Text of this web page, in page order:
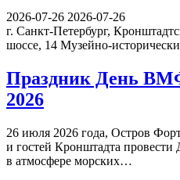
2026-07-26 2026-07-26
г. Санкт-Петербург,
шоссе, 14 Музейно-
Праздник День
2026
26 июля 2026 года, Остров
и гостей Кронштадта
в атмосфере морских…